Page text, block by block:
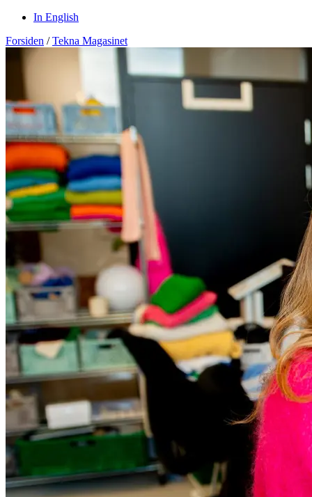
In English
Forsiden / Tekna Magasinet